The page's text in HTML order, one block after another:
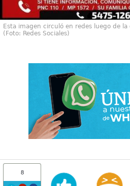
Esta imagen circuló en redes luego de
(Foto: Redes Sociales)
8